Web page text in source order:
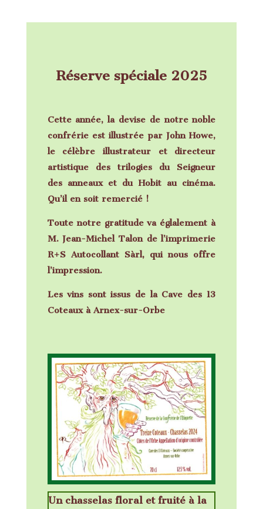
Réserve spéciale 2025
Cette année, la devise de notre noble
confrérie est illustrée parJohn Howe,
le célèbre illustrateur et directeur
artistique des trilogies du Seigneur
des anneaux et du Hobit au cinéma.
Qu’il en soit remercié !
Toute notre gratitude va églalement à
M. Jean-Michel Talon de l’imprimerie
R+S Autocollant Sàrl, qui nous offre
l’impression.
Les vins sont issus de la Cave des 13
Coteaux à Arnex-sur-Orbe
Un chasselas floral et fruité à la